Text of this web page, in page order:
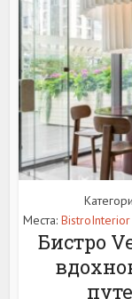
Места: BistroInterior
Бистро